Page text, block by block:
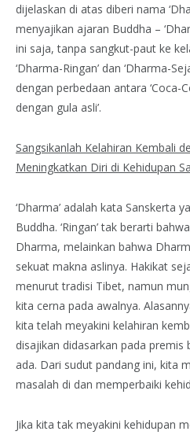
dijelaskan di atas diberi nama
menyajikan ajaran Buddha –
ini saja, tanpa sangkut-paut ke
‘Dharma-Ringan’ dan ‘Dharma-
dengan perbedaan antara ‘Coca-
dengan gula asli’.
Sangsikanlah Kelahiran Kembali
Meningkatkan Diri di Kehidupan
‘Dharma’ adalah kata Sanskerta
Buddha. ‘Ringan’ tak berarti
Dharma, melainkan bahwa
sekuat makna aslinya. Hakikat
menurut tradisi Tibet, namun
kita cerna pada awalnya.
kita telah meyakini kelahiran
disajikan didasarkan pada premis
ada. Dari sudut pandang ini, kita
masalah di dan memperbaiki
Jika kita tak meyakini kehidupan